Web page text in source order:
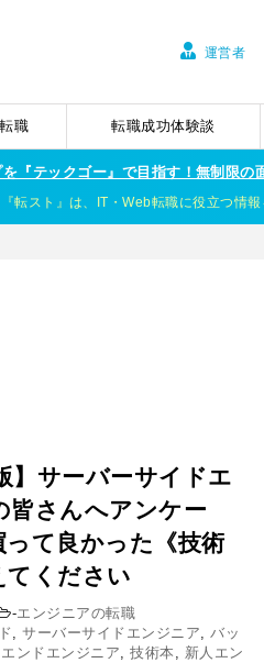
運営者
職 転職成功体験談
『テックゴー』で目指す！無制限の
転スト』は、IT・Web転職に役立つ情報
】サーバーサイドエ
皆さんへアンケー
って良かった《技術
てください
-エンジニアの転職
,サーバーサイドエンジニア,バッ
ンドエンジニア,技術本 , 新人エン